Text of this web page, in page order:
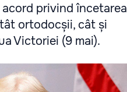
privind încetarea
ortodocșii, cât și
Victoriei (9 mai).